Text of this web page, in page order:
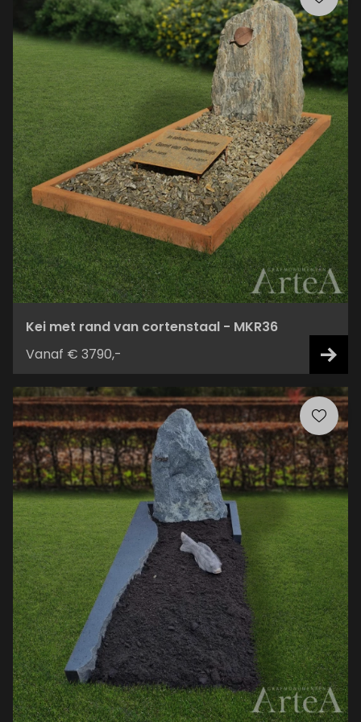
Kei met rand van cortenstaal - MKR36
Vanaf € 3790,-